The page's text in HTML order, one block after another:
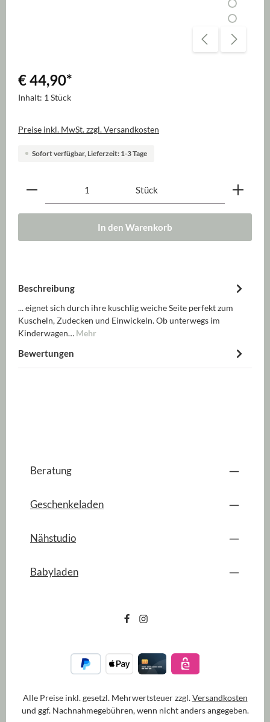
€ 44,90*
Inhalt: 1 Stück
Preise inkl. MwSt. zzgl. Versandkosten
Sofort verfügbar, Lieferzeit: 1-3 Tage
Produkt Anzahl: Gib den gewünschten Wert ein
Stück
In den Warenkorb
Beschreibung
... eignet sich durch ihre kuschlig weiche Seite perfekt zum
Kuscheln, Zudecken und Einwickeln. Ob unterwegs im
Kinderwagen… Mehr
Bewertungen
Beratung
Geschenkeladen
Nähstudio
Babyladen
Alle Preise inkl. gesetzl. Mehrwertsteuer zzgl.Versandkosten
und ggf. Nachnahmegebühren, wenn nicht anders angegeben.